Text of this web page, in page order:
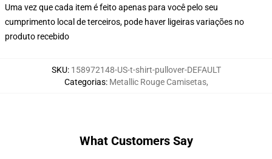
Uma vez que cada item é feito apenas para você pelo seu
cumprimento local de terceiros, pode haver ligeiras variações no
produto recebido
SKU: 158972148-US-t-shirt-pullover-DEFAULT
Categorias: Metallic Rouge Camisetas,
What Customers Say